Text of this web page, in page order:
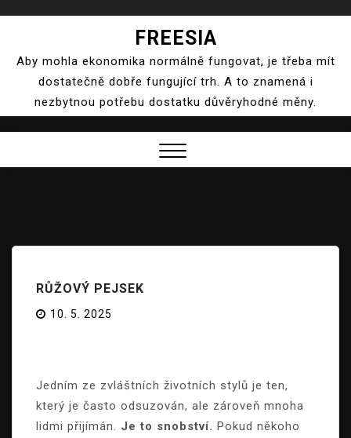
content
FREESIA
Aby mohla ekonomika normálně fungovat, je třeba mít
dostatečně dobře fungující trh. A to znamená i
nezbytnou potřebu dostatku důvěryhodné měny.
RŮŽOVÝ PEJSEK
10. 5. 2025
Jedním ze zvláštních životních stylů je ten,
který je často odsuzován, ale zároveň mnoha
lidmi přijímán. Je to snobství. Pokud někoho